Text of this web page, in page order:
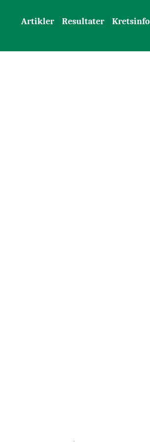
Artikler Resultater Kretsinfo